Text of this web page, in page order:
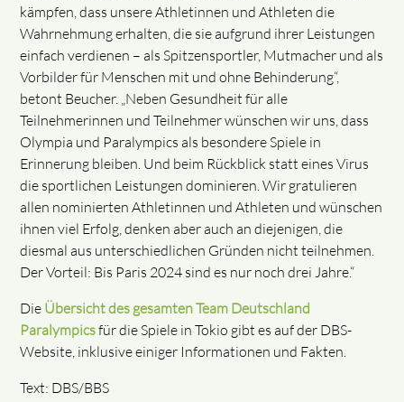
kämpfen, dass unsere Athletinnen und Athleten die
Wahrnehmung erhalten, die sie aufgrund ihrer Leistungen
einfach verdienen – als Spitzensportler, Mutmacher und als
Vorbilder für Menschen mit und ohne Behinderung“,
betont Beucher. „Neben Gesundheit für alle
Teilnehmerinnen und Teilnehmer wünschen wir uns, dass
Olympia und Paralympics als besondere Spiele in
Erinnerung bleiben. Und beim Rückblick statt eines Virus
die sportlichen Leistungen dominieren. Wir gratulieren
allen nominierten Athletinnen und Athleten und wünschen
ihnen viel Erfolg, denken aber auch an diejenigen, die
diesmal aus unterschiedlichen Gründen nicht teilnehmen.
Der Vorteil: Bis Paris 2024 sind es nur noch drei Jahre.“
Die Übersicht des gesamten Team Deutschland
Paralympicsfür die Spiele in Tokio gibt es auf der DBS-
Website, inklusive einiger Informationen und Fakten.
Text: DBS/BBS